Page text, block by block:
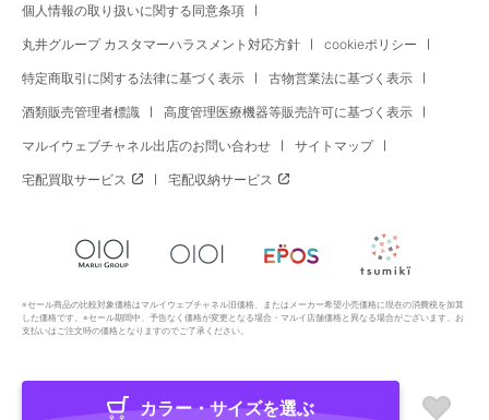
個人情報の取り扱いに関する同意条項
丸井グループ カスタマーハラスメント対応方針 cookieポリシー
特定商取引に関する法律に基づく表示 古物営業法に基づく表示
酒類販売管理者標識 高度管理医療機器等販売許可に基づく表示
マルイウェブチャネル出店のお問い合わせ サイトマップ
宅配買取サービス 宅配収納サービス
※セール商品の比較対象価格はマルイウェブチャネル旧価格、またはメーカー希望小売価格に現在の消費税を加算
した価格です。※セール期間中、予告なく価格が変更となる場合・マルイ店舗価格と異なる場合がございます。お
支払いはご注文時の価格となりますのでご了承ください。
Copyright All Rights Reserved. MARUI Co., Ltd
カラー・サイズを選ぶ